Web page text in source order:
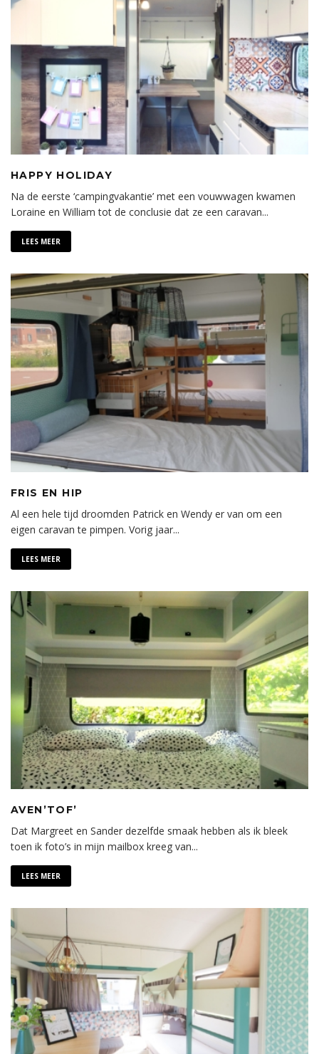
HAPPY HOLIDAY
Na de eerste ‘campingvakantie’ met een vouwwagen kwamen
Loraine en William tot de conclusie dat ze een caravan...
LEES MEER
FRIS EN HIP
Al een hele tijd droomden Patrick en Wendy er van om een
eigen caravan te pimpen. Vorig jaar...
LEES MEER
AVEN’TOF’
Dat Margreet en Sander dezelfde smaak hebben als ik bleek
toen ik foto’s in mijn mailbox kreeg van...
LEES MEER